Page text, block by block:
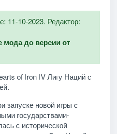
11-10-2023. Редактор:
мода до версии от
of Iron IV Лигу Наций с
запуске новой игры с
государствами-
с исторической